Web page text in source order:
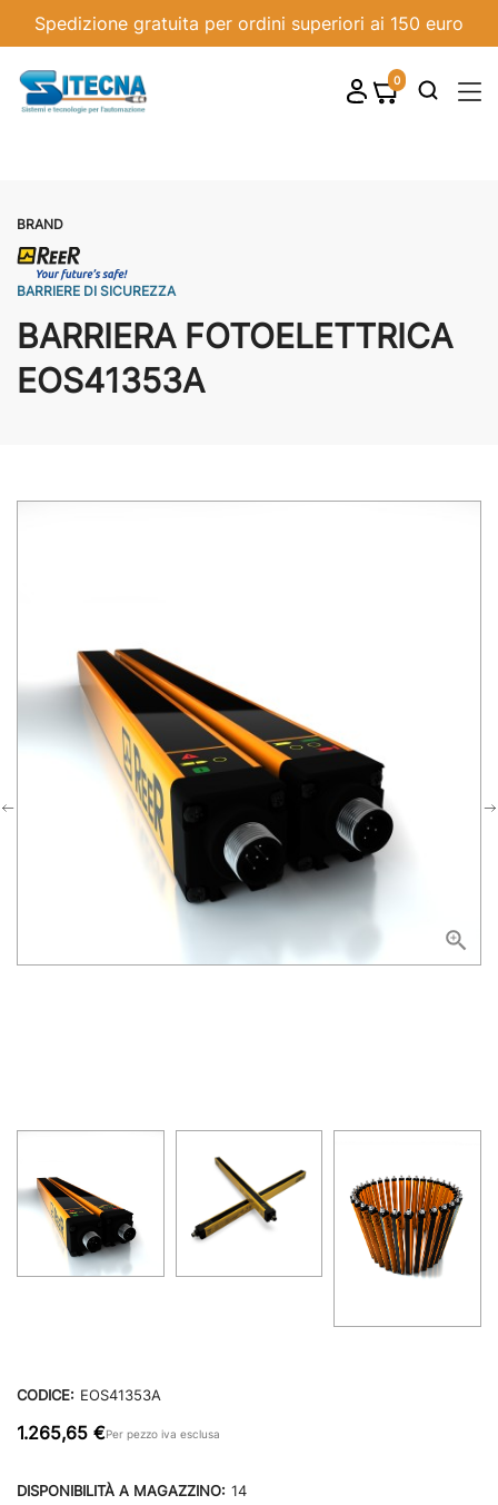
Spedizione gratuita per ordini superiori ai 150 euro
 shopping_cart0
BARRIERE DI SICUREZZA
BARRIERA FOTOELETTRICA
EOS41353A
BRAND
CODICE: EOS41353A
1.265,65 €Per pezzo iva esclusa
DISPONIBILITÀ A MAGAZZINO: 14